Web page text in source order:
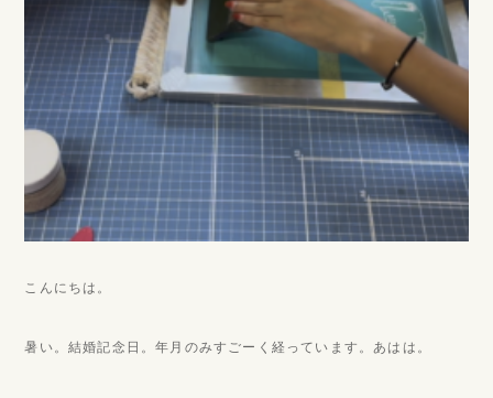
こんにちは。
暑い。結婚記念日。年月のみすごーく経っています。あはは。